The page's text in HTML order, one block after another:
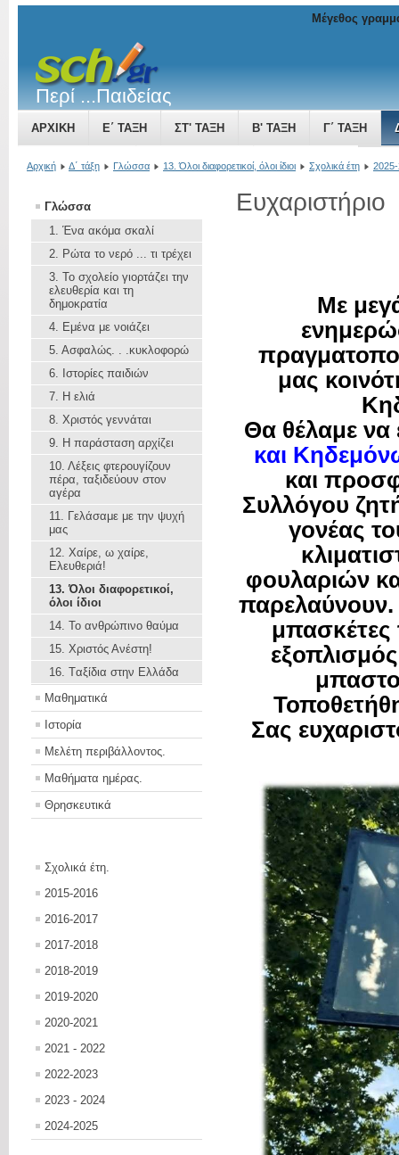
Περί ...Παιδείας
ΑΡΧΙΚΉ Ε΄ ΤΆΞΗ ΣΤ' ΤΆΞΗ Β' ΤΆΞΗ Γ΄ ΤΆΞΗ
ΤΟ ΒΥΖΑΝΤΙΝΌ ΚΡΆΤΟΣ ΜΙΑ ΔΎΝΑΜΗ ΠΟΥ ΜΕΓΑΛΏΝΕΙ
Μέγεθος
Αρχική Δ΄ τάξη Γλώσσα 13. Όλοι διαφορετικοί, όλοι ίδιοι Σχολικά έτη
Γλώσσα
1. Ένα ακόμα σκαλί
2. Ρώτα το νερό ... τι τρέχει
3. To σχολείο γιορτάζει την
ελευθερία και τη
δημοκρατία
4. Εμένα με νοιάζει
5. Aσφαλώς. . .κυκλοφορώ
6. Ιστορίες παιδιών
7. Η ελιά
8. Χριστός γεννάται
9. Η παράσταση αρχίζει
10. Λέξεις φτερουγίζουν
πέρα, ταξιδεύουν στον
αγέρα
11. Γελάσαμε με την ψυχή
μας
12. Χαίρε, ω χαίρε,
Ελευθεριά!
13. Όλοι διαφορετικοί,
όλοι ίδιοι
14. Το ανθρώπινο θαύμα
15. Χριστός Ανέστη!
16. Tαξίδια στην Ελλάδα
Μαθηματικά
Ιστορία
Μελέτη περιβάλλοντος.
Μαθήματα ημέρας.
Θρησκευτικά
Σχολικά έτη.
2015-2016
2016-2017
2017-2018
2018-2019
2019-2020
2020-2021
2021 - 2022
2022-2023
2023 - 2024
2024-2025
Ευχαριστήριο
Με
μας
Θα θέλαμε να
και
και
Συλλόγου
γονέας
φουλαριών
παρελαύνουν.
μπασκέτες
Σας